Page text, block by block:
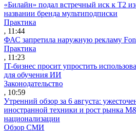
«Билайн» подал встречный иск к Т2
названии бренда мультиподписки
Практика
, 11:44
ФАС запретила наружную рекламу
Практика
, 11:23
IT-бизнес просит упростить
для обучения ИИ
Законодательство
, 10:59
Утренний обзор за 6 августа:
иностранной техники и рост рынка
национализации
Обзор СМИ